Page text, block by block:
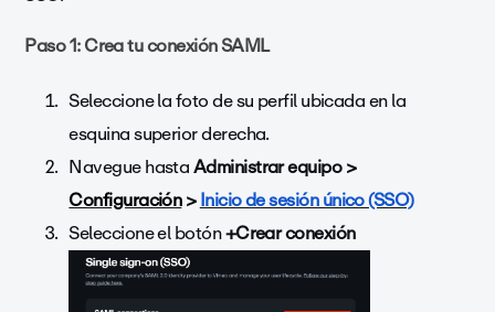
Paso 1: Crea tu conexión SAML
Seleccione la foto de su perfil ubicada en la
esquina superior derecha.
Navegue hastaAdministrar equipo >
Configuración>Inicio de sesión único (SSO)
Seleccione el botón+Crear conexión